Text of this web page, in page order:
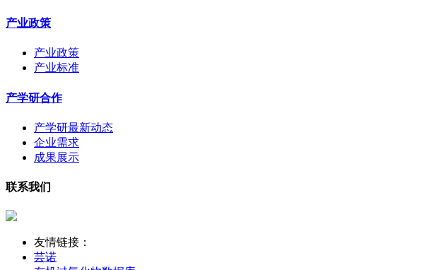
产业政策
产业政策
产业标准
产学研合作
产学研最新动态
企业需求
成果展示
联系我们
友情链接：
芸诺